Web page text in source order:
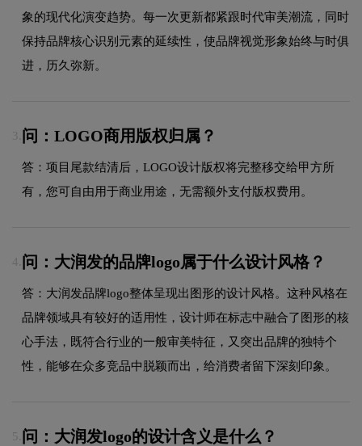
象的现代化演变趋势。每一次更新都紧跟时代审美潮流，同时
保持品牌核心识别元素的延续性，使品牌视觉形象始终与时俱
进，历久弥新。
3. 问：LOGO商用版权归属？
答：项目尾款结清后，LOGO设计版权将完整移交给甲方所
有，您可自由用于商业用途，无需额外支付版权费用。
4. 问：大润发的品牌logo属于什么设计风格？
答：大润发品牌logo整体呈现出图形的设计风格。这种风格在
品牌领域具有较好的适用性，设计师在标志中融合了图形的核
心手法，既符合行业的一般审美特征，又突出品牌的独特个
性，能够在众多竞品中脱颖而出，给消费者留下深刻印象。
5. 问：大润发logo的设计含义是什么？